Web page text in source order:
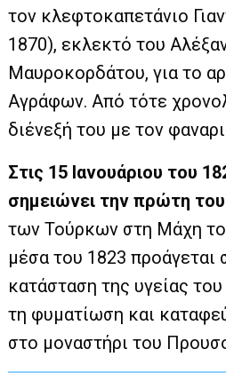
τον κλεφτοκαπετάνιο
1870), εκλεκτό του
Μαυροκορδάτου, για το
Αγράφων. Από τότε
διένεξή του με τον
Στις 15 Ιανουάριου του
σημειώνει την πρώτη
των Τούρκων στη Μάχη
μέσα του 1823 προάγεται
κατάσταση της υγείας
τη φυματίωση και
στο μοναστήρι του